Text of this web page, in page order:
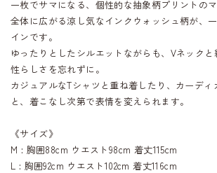
一枚でサマになる、個性的な抽象柄プリントのマ
全体に広がる涼し気なインクウォッシュ柄が、
インです。
ゆったりとしたシルエットながらも、Vネック
性らしさを忘れずに。
カジュアルなTシャツと重ね着したり、カーディ
と、着こなし次第で表情を変えられます。
《サイズ》
M : 胸囲88cm ウエスト98cm 着丈115cm
L : 胸囲92cm ウエスト102cm 着丈116cm